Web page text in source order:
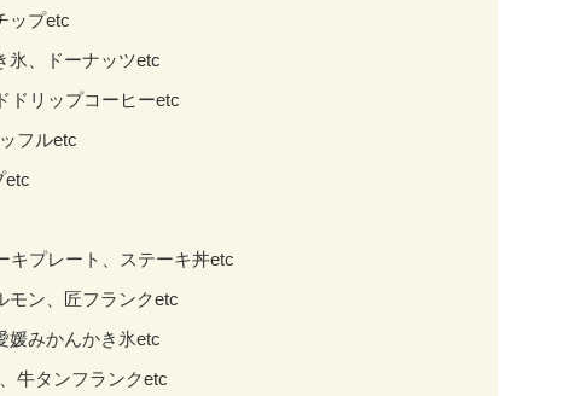
ップetc
氷、ドーナッツetc
ドリップコーヒーetc
フルetc
etc
キプレート、ステーキ丼etc
モン、匠フランクetc
媛みかんかき氷etc
牛タンフランクetc